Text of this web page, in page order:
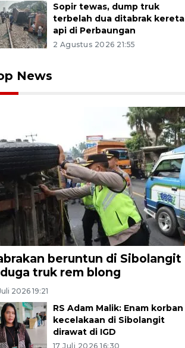
Sopir tewas, dump truk
terbelah dua ditabrak kereta
api di Perbaungan
2 Agustus 2026 21:55
News
beruntun di Sibolangit
truk rem blong
2026 19:21
RS Adam Malik: Enam korban
kecelakaan di Sibolangit
dirawat di IGD
17 Juli 2026 16:30